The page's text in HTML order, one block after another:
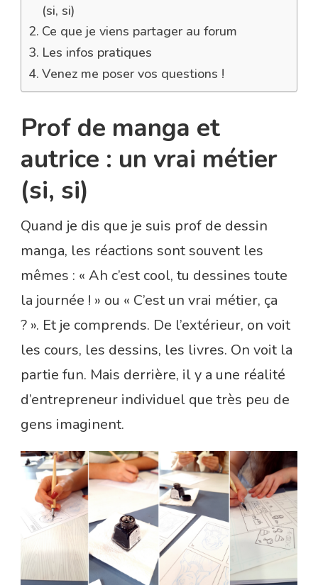
(si, si)
Ce que je viens partager au forum
Les infos pratiques
Venez me poser vos questions !
Prof de manga et
autrice : un vrai métier
(si, si)
Quand je dis que je suis prof de dessin
manga, les réactions sont souvent les
mêmes : « Ah c’est cool, tu dessines toute
la journée ! » ou « C’est un vrai métier, ça
? ». Et je comprends. De l’extérieur, on voit
les cours, les dessins, les livres. On voit la
partie fun. Mais derrière, il y a une réalité
d’entrepreneur individuel que très peu de
gens imaginent.